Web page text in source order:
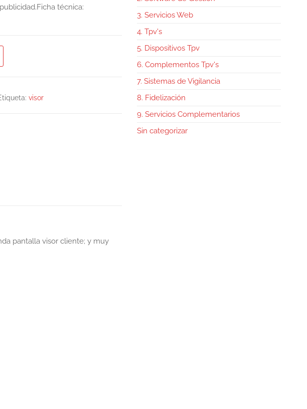
técnica:
visor
pantalla visor cliente; y muy
3. Servicios Web
4. Tpv's
5. Dispositivos Tpv
6. Complementos Tpv's
7. Sistemas de Vigilancia
8. Fidelización
9. Servicios Complementarios
Sin categorizar